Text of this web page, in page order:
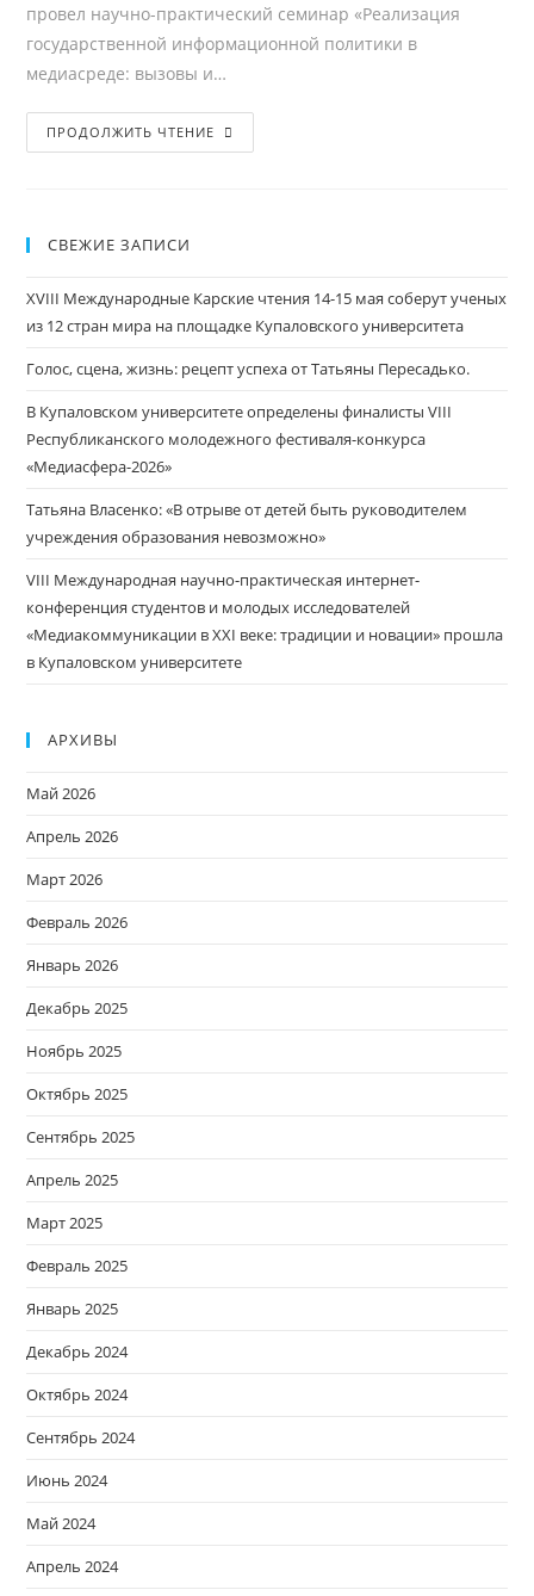
провел научно-практический семинар «Реализация
государственной информационной политики в
медиасреде: вызовы и…
ПРОДОЛЖИТЬ ЧТЕНИЕ
Инновационного
прошел
на
факультете
коммуникации
СВЕЖИЕ ЗАПИСИ
XVIII Международные Карские чтения 14-15 мая соберут ученых
из 12 стран мира на площадке Купаловского университета
Голос, сцена, жизнь: рецепт успеха от Татьяны Пересадько.
В Купаловском университете определены финалисты VIII
Республиканского молодежного фестиваля-конкурса
«Медиасфера-2026»
Татьяна Власенко: «В отрыве от детей быть руководителем
учреждения образования невозможно»
VIII Международная научно-практическая интернет-
конференция студентов и молодых исследователей
«Медиакоммуникации в XXI веке: традиции и новации» прошла
в Купаловском университете
АРХИВЫ
Май 2026
Апрель 2026
Март 2026
Февраль 2026
Январь 2026
Декабрь 2025
Ноябрь 2025
Октябрь 2025
Сентябрь 2025
Апрель 2025
Март 2025
Февраль 2025
Январь 2025
Декабрь 2024
Октябрь 2024
Сентябрь 2024
Июнь 2024
Май 2024
Апрель 2024